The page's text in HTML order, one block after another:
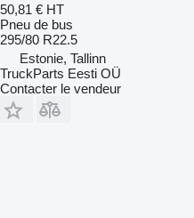
50,81 € HT
Pneu de bus
295/80 R22.5
Estonie, Tallinn
TruckParts Eesti OÜ
Contacter le vendeur